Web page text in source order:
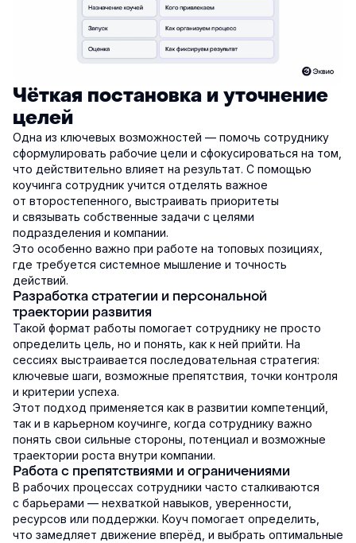
Чёткая постановка и уточнение
целей
Одна из ключевых возможностей — помочь сотруднику
сформулировать рабочие цели и сфокусироваться на том,
что действительно влияет на результат. С помощью
коучинга сотрудник учится отделять важное
от второстепенного, выстраивать приоритеты
и связывать собственные задачи с целями
подразделения и компании.
Это особенно важно при работе на топовых позициях,
где требуется системное мышление и точность
действий.
Разработка стратегии и персональной
траектории развития
Такой формат работы помогает сотруднику не просто
определить цель, но и понять, как к ней прийти. На
сессиях выстраивается последовательная стратегия:
ключевые шаги, возможные препятствия, точки контроля
и критерии успеха.
Этот подход применяется как в развитии компетенций,
так и в карьерном коучинге, когда сотруднику важно
понять свои сильные стороны, потенциал и возможные
траектории роста внутри компании.
Работа с препятствиями и ограничениями
В рабочих процессах сотрудники часто сталкиваются
с барьерами — нехваткой навыков, уверенности,
ресурсов или поддержки. Коуч помогает определить,
что замедляет движение вперёд, и выбрать оптимальные